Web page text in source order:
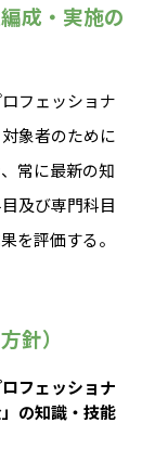
成・実施の
フェッショナ
象者のために
常に最新の知
及び専門科目
を評価する。
針）
フェッショナ
の知識・技能